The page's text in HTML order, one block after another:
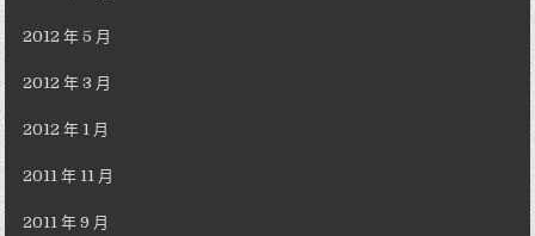
2012 年 5 月
2012 年 3 月
2012 年 1 月
2011 年 11 月
2011 年 9 月